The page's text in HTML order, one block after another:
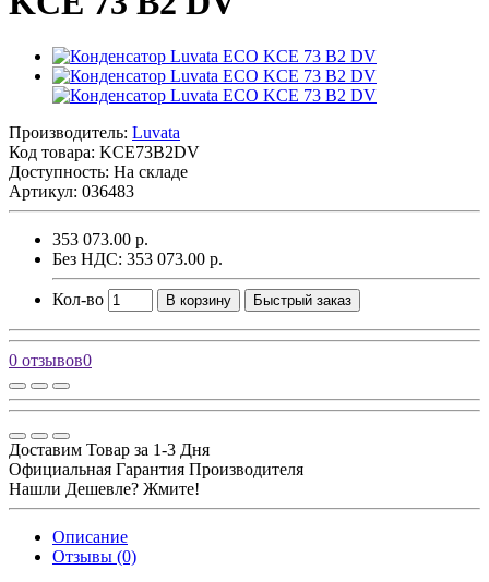
Производитель: Luvata
Код товара: KCE73B2DV
Доступность: На складе
Артикул: 036483
353 073.00 р.
Без НДС: 353 073.00 р.
Кол-во В корзину Быстрый заказ
0 отзывов0
Доставим Товар за 1-3 Дня
Официальная Гарантия Производителя
Нашли Дешевле? Жмите!
Описание
Отзывы (0)